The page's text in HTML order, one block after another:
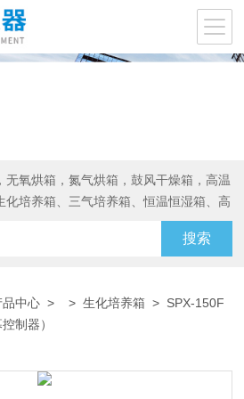
无氧烘箱，氮气烘箱，鼓风干燥箱，高温
化培养箱、三气培养箱、恒温恒湿箱、高
品中心 > >生化培养箱 > SPX-150F
制器）